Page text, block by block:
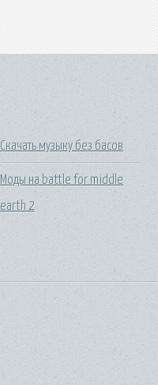
Скачать музыку без басов
Моды на battle for middle
earth 2